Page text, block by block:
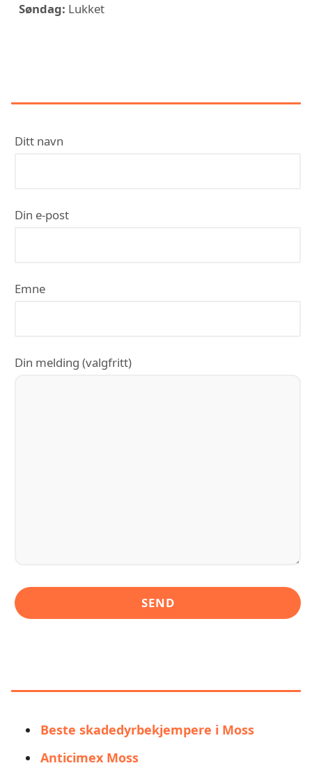
Søndag: Lukket
Ditt navn
Din e-post
Emne
Din melding (valgfritt)
Beste skadedyrbekjempere i Moss
Anticimex Moss